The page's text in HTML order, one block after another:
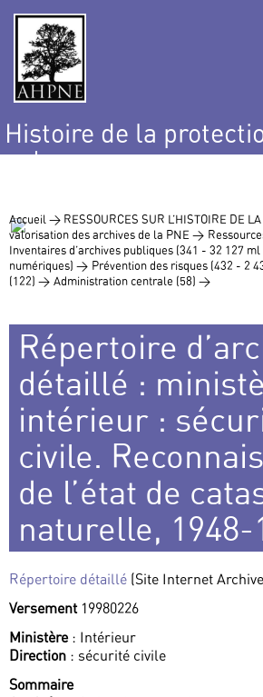
Histoire de la
nature
Accueil > RESSOURCES SUR L’HISTOIRE DE
valorisation des archives de la PNE >
Inventaires d’archives publiques (341 - 32 127
numériques) > Prévention des risques (432 - 2
(122) > Administration centrale (58) >
Répertoire
détaillé :
intérieur :
civile.
de l’état de
naturelle, 1948-
Répertoire détaillé (Site Internet
Versement 19980226
Ministère: Intérieur
Direction : sécurité civile
Sommaire